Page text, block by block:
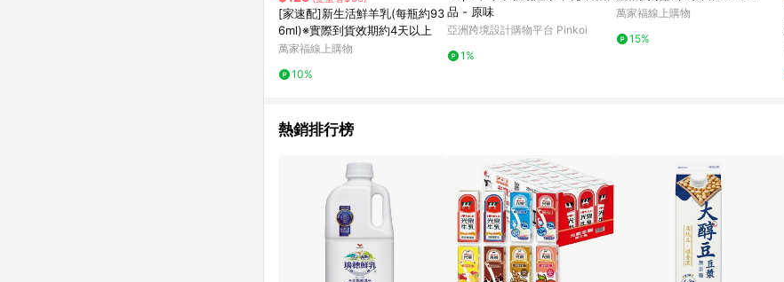
[家速配]新生活鮮羊乳(每瓶約93
6ml)※實際到貨效期約4天以上
萬家福線上購物
10%
品 - 原味
亞洲跨境設計購物平台 Pinkoi
1%
萬家福線上購物
15%
熱銷排行榜